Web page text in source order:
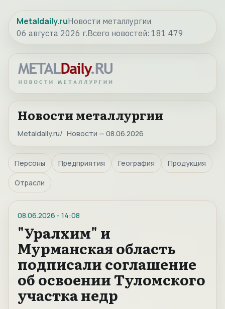
Metaldaily.ruНовости металлургии
06 августа 2026 г.Всего новостей: 181 479
Новости металлургии
Metaldaily.ru Новости — 08.06.2026
Персоны Предприятия География Продукция
Отрасли
08.06.2026 - 14:08
"Уралхим" и
Мурманская область
подписали соглашение
об освоении Туломского
участка недр